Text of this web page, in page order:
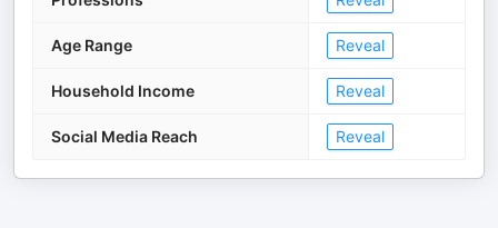
Age Range Reveal
Household Income Reveal
Social Media Reach Reveal